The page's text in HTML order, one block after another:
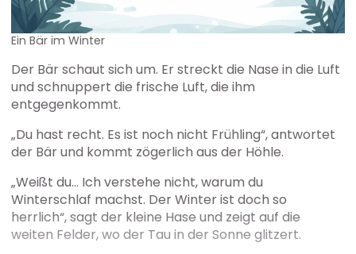
Ein Bär im Winter
Der Bär schaut sich um. Er streckt die Nase in die Luft
und schnuppert die frische Luft, die ihm
entgegenkommt.
„Du hast recht. Es ist noch nicht Frühling“, antwortet
der Bär und kommt zögerlich aus der Höhle.
„Weißt du… Ich verstehe nicht, warum du
Winterschlaf machst. Der Winter ist doch so
herrlich“, sagt der kleine Hase und zeigt auf die
weiten Felder, wo der Tau in der Sonne glitzert.